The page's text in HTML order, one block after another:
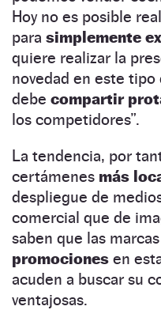
Hoy no es posible
para simplemente
quiere realizar la
novedad en este
debe compartir
los competidores”.
La tendencia, por
certámenes más
despliegue de
comercial que de
saben que las marcas
promociones en
acuden a buscar su
ventajosas.